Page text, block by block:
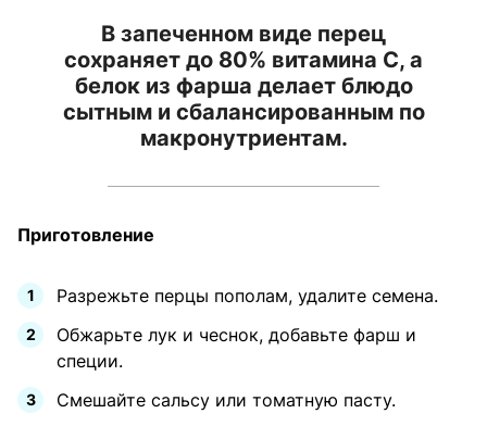
В запеченном виде перец
сохраняет до 80% витамина C, а
белок из фарша делает блюдо
сытным и сбалансированным по
макронутриентам.
Приготовление
Разрежьте перцы пополам, удалите семена.
Обжарьте лук и чеснок, добавьте фарш и
специи.
Смешайте сальсу или томатную пасту.